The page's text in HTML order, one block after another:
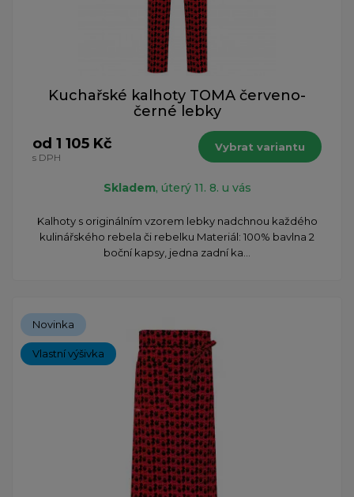
Kuchařské kalhoty TOMA červeno-
černé lebky
od 1 105 Kč
s DPH
Vybrat variantu
Skladem, úterý 11. 8. u vás
​Kalhoty s originálním vzorem lebky nadchnou každého
kulinářského rebela či rebelku Materiál: 100% bavlna 2
boční kapsy, jedna zadní ka...
Novinka
Vlastní výšivka